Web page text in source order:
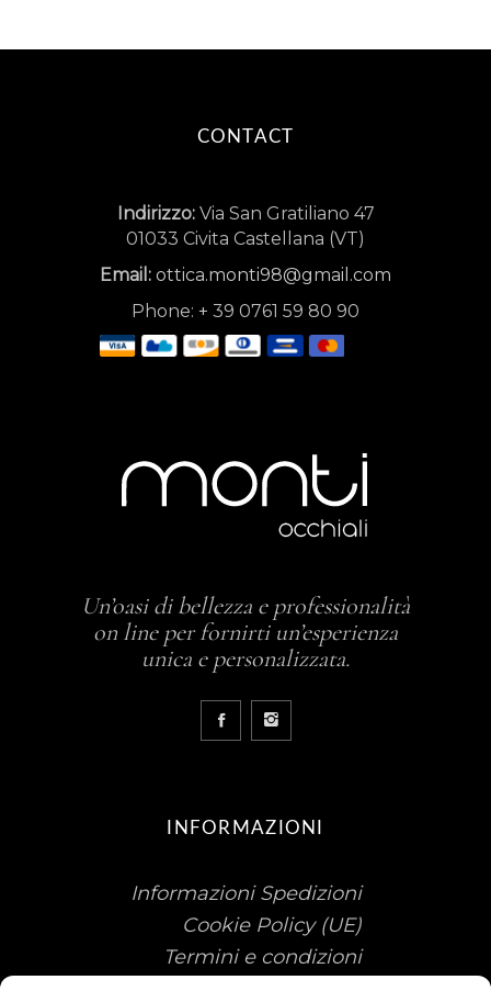
CONTACT
Indirizzo:Via San Gratiliano 47
01033 Civita Castellana (VT)
Email: ottica.monti98@gmail.com
Phone: + 39 0761 59 80 90
Un’oasi di bellezza e professionalità
on line per fornirti un’esperienza
unica e personalizzata.
INFORMAZIONI
Informazioni Spedizioni
Cookie Policy (UE)
Termini e condizioni